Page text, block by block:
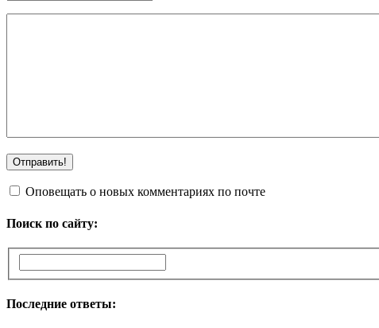
Оповещать о новых комментариях по почте
Поиск по сайту:
Последние ответы: